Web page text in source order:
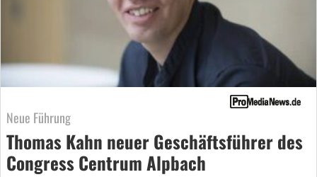
Neue Führung
Thomas Kahn neuer Geschäftsführer des
Congress Centrum Alpbach